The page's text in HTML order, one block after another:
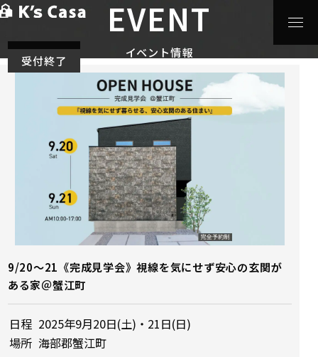
EVENT
イベント情報
受付終了
9/20～21《完成見学会》視線を気にせず安心の玄関が
ある家＠蟹江町
日程 2025年9月20日(土)・21日(日)
場所 海部郡蟹江町